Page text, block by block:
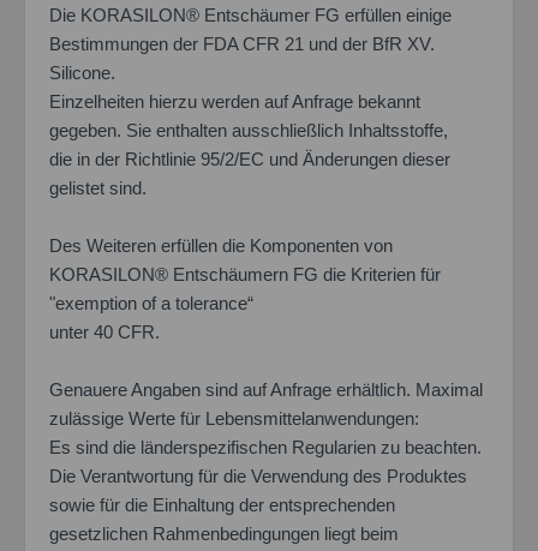
Die KORASILON® Entschäumer FG erfüllen einige
Bestimmungen der FDA CFR 21 und der BfR XV.
Silicone.
Einzelheiten hierzu werden auf Anfrage bekannt
gegeben. Sie enthalten ausschließlich Inhaltsstoffe,
die in der Richtlinie 95/2/EC und Änderungen dieser
gelistet sind.
Des Weiteren erfüllen die Komponenten von
KORASILON® Entschäumern FG die Kriterien für
"exemption of a tolerance“
unter 40 CFR.
Genauere Angaben sind auf Anfrage erhältlich. Maximal
zulässige Werte für Lebensmittelanwendungen:
Es sind die länderspezifischen Regularien zu beachten.
Die Verantwortung für die Verwendung des Produktes
sowie für die Einhaltung der entsprechenden
gesetzlichen Rahmenbedingungen liegt beim